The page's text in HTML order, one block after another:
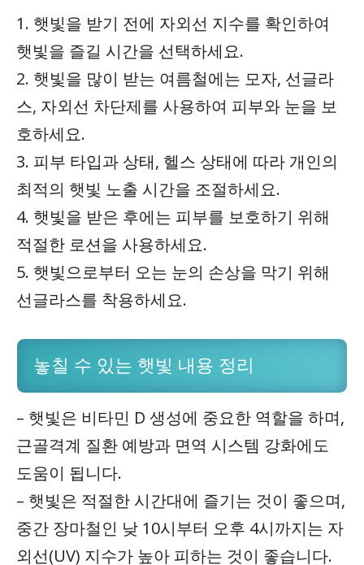
1. 햇빛을 받기 전에 자외선 지수를 확인하여
햇빛을 즐길 시간을 선택하세요.
2. 햇빛을 많이 받는 여름철에는 모자, 선글라
스, 자외선 차단제를 사용하여 피부와 눈을 보
호하세요.
3. 피부 타입과 상태, 헬스 상태에 따라 개인의
최적의 햇빛 노출 시간을 조절하세요.
4. 햇빛을 받은 후에는 피부를 보호하기 위해
적절한 로션을 사용하세요.
5. 햇빛으로부터 오는 눈의 손상을 막기 위해
선글라스를 착용하세요.
놓칠 수 있는 햇빛 내용 정리
– 햇빛은 비타민 D 생성에 중요한 역할을 하며,
근골격계 질환 예방과 면역 시스템 강화에도
도움이 됩니다.
– 햇빛은 적절한 시간대에 즐기는 것이 좋으며,
중간 장마철인 낮 10시부터 오후 4시까지는 자
외선(UV) 지수가 높아 피하는 것이 좋습니다.